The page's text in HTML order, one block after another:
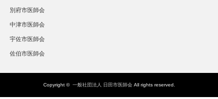
別府市医師会
中津市医師会
宇佐市医師会
佐伯市医師会
Copyright © 一般社団法人 日田市医師会All rights reserved.